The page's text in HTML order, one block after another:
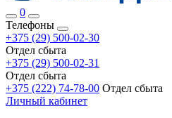
0
Телефоны
+375 (29) 500-02-30
Отдел сбыта
+375 (29) 500-02-31
Отдел сбыта
+375 (222) 74-78-00 Отдел сбыта
Личный кабинет